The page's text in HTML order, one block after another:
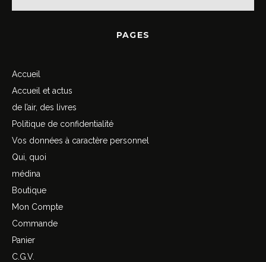
PAGES
Accueil
Accueil et actus
de l’air, des livres
Politique de confidentialité
Vos données à caractère personnel
Qui, quoi
médina
Boutique
Mon Compte
Commande
Panier
C.G.V.